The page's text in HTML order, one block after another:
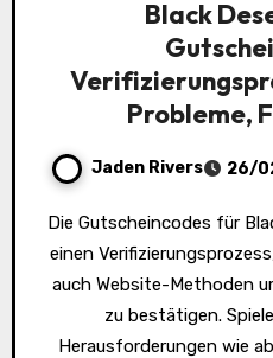
Black
Probleme,
Jaden Rivers 26/
Die Gutscheincodes für Black Desert Online erfordern
einen
auch Website-Methoden
zu bestätigen.
Herausforderungen wie